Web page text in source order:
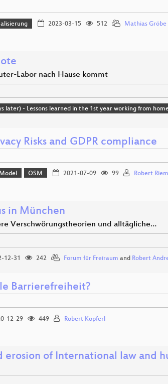
2023-03-15 512 Mathias Gröbe
Labor nach Hause kommt
later) - Lessons learned in the 1st year working from
Risks and GDPR compliance
OSM 2021-07-09 99 Robert
in München
Verschwörungstheorien und alltägliche…
12-31 242 Forum für Freiraum and Robert
Barrierefreiheit?
12-29 449 Robert Köpferl
erosion of International law and